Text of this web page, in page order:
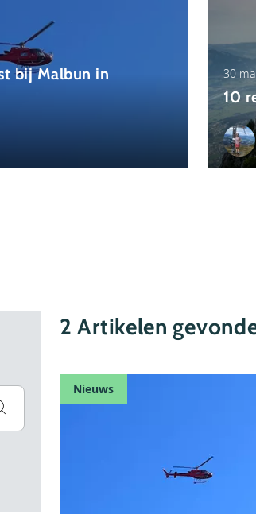
bij Malbun in
30
10
2 Artikelen
Nieuws